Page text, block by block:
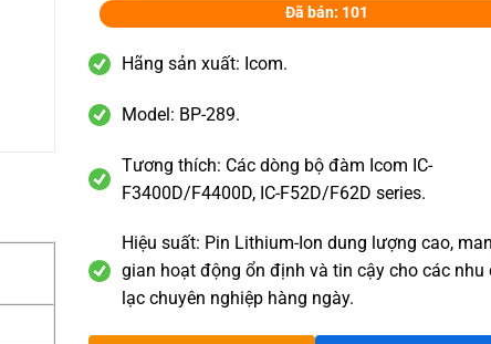
Đã bán: 101
Hãng sản xuất: Icom.
Model: BP-289.
Tương thích: Các dòng bộ đàm Icom IC-
F3400D/F4400D, IC-F52D/F62D series.
Hiệu suất: Pin Lithium-Ion dung lượng cao,
gian hoạt động ổn định và tin cậy cho các nhu
lạc chuyên nghiệp hàng ngày.